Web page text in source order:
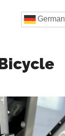
German